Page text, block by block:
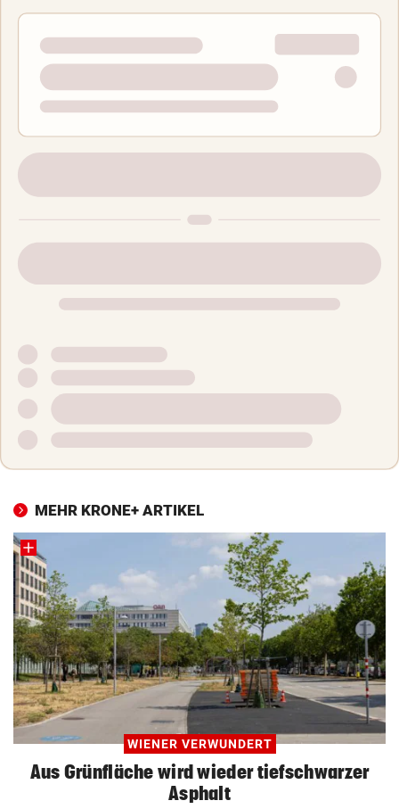
MEHR KRONE+ ARTIKEL
WIENER VERWUNDERT
Aus Grünfläche wird wieder tiefschwarzer
Asphalt